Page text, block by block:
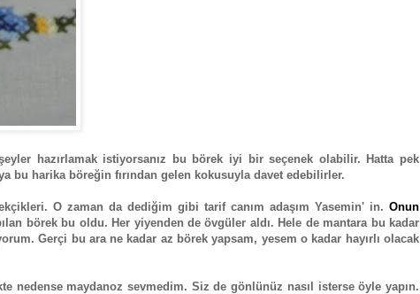
hazırlamak istiyorsanız bu börek iyi bir seçenek olabilir. Hatta pek
bu harika böreğin fırından gelen kokusuyla davet edebilirler.
O zaman da dediğim gibi tarif canım adaşım Yasemin' in. Onun
börek bu oldu. Her yiyenden de övgüler aldı. Hele de mantara bu kadar
Gerçi bu ara ne kadar az börek yapsam, yesem o kadar hayırlı olacak
nedense maydanoz sevmedim. Siz de gönlünüz nasıl isterse öyle yapın.